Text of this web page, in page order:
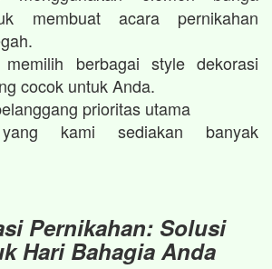
membuat acara pernikahan
berbagai style dekorasi
cocok untuk Anda.
prioritas utama
kami sediakan banyak
Pernikahan: Solusi
Hari Bahagia Anda